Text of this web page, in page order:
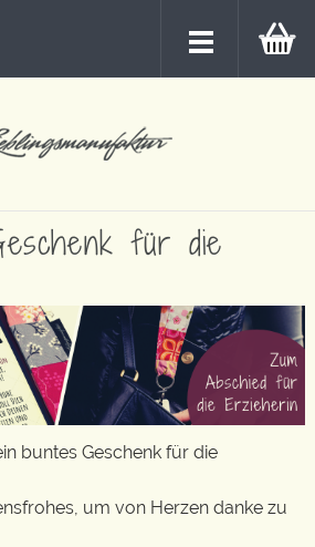
für die
buntes Geschenk für die
um von Herzen danke zu